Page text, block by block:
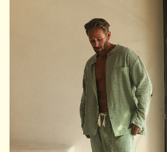
Бестселлеры
Одежда